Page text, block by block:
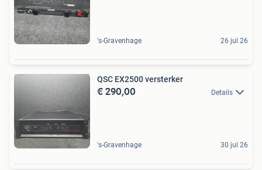
's-Gravenhage 26 jul 26
QSC EX2500 versterker
€ 290,00 Details
's-Gravenhage 30 jul 26